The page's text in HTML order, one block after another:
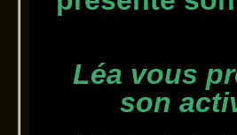
Léa vous
son